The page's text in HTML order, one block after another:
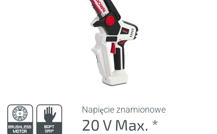
Napięcie znamionowe
20 V Max. *